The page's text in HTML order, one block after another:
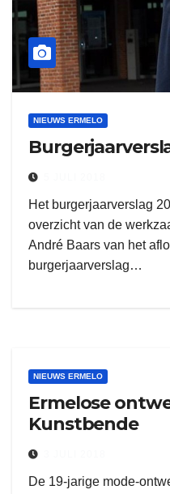
NIEUWS ERMELO
Het burgerjaarverslag
overzicht van de
André Baars van het
burgerjaarverslag…
NIEUWS ERMELO
Ermelose
Kunstbende
De 19-jarige mode-